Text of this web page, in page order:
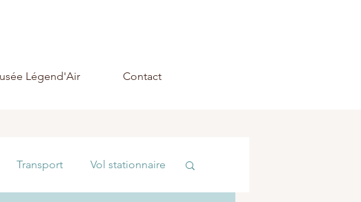
Légend'Air Contact
Transport Vol stationnaire